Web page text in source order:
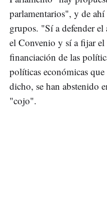
parlamentarios", y de
grupos. "Sí a defender
el Convenio y sí a fijar
financiación de las
políticas económicas
dicho, se han abstenido
"cojo".